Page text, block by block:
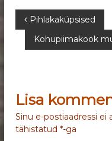
N
a
i
g
Pihlakaküpsised
Kohupiimakook
Lisa
Sinu e-postiaadressi ei
tähistatud*-ga